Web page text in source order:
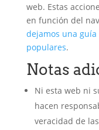
web. Estas
en función del
dejamos una
populares.
Notas
Ni esta web ni
hacen
veracidad de